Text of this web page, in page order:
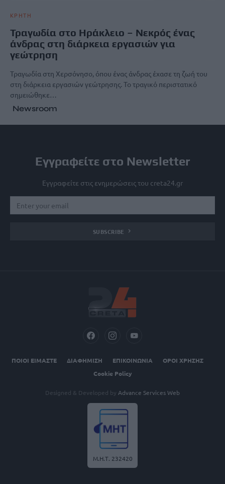
ΚΡΗΤΗ
Τραγωδία στο Ηράκλειο – Νεκρός ένας
άνδρας στη διάρκεια εργασιών για
γεώτρηση
Τραγωδία στη Χερσόνησο, όπου ένας άνδρας έχασε τη ζωή του
στη διάρκεια εργασιών γεώτρησης. Το τραγικό περιστατικό
σημειώθηκε…
Newsroom
Εγγραφείτε στο Newsletter
Εγγραφείτε στις ενημερώσεις του creta24.gr
SUBSCRIBE
ΠΟΙΟΙ ΕΙΜΑΣΤΕ ΔΙΑΦΗΜΙΣΗ ΕΠΙΚΟΙΝΩΝΙΑ
ΟΡΟΙ ΧΡΗΣΗΣ
Cookie Policy
Designed & Developed by Advance Services Web
Μ.Η.Τ. 232420